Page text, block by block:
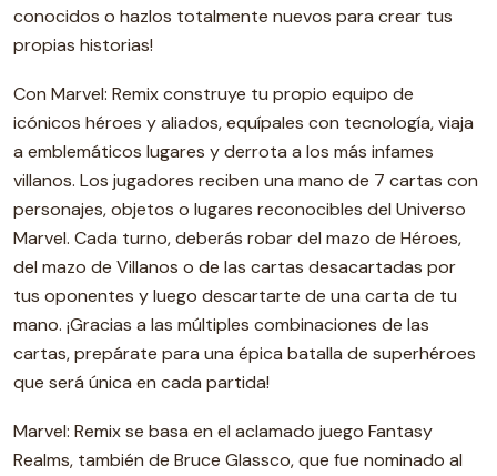
conocidos o hazlos totalmente nuevos para crear tus
propias historias!
Con Marvel: Remix construye tu propio equipo de
icónicos héroes y aliados, equípales con tecnología, viaja
a emblemáticos lugares y derrota a los más infames
villanos. Los jugadores reciben una mano de 7 cartas con
personajes, objetos o lugares reconocibles del Universo
Marvel. Cada turno, deberás robar del mazo de Héroes,
del mazo de Villanos o de las cartas desacartadas por
tus oponentes y luego descartarte de una carta de tu
mano. ¡Gracias a las múltiples combinaciones de las
cartas, prepárate para una épica batalla de superhéroes
que será única en cada partida!
Marvel: Remix se basa en el aclamado juego Fantasy
Realms, también de Bruce Glassco, que fue nominado al